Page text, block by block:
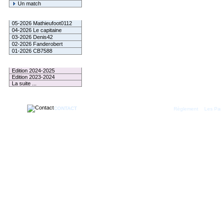
Un match
05-2026 Mathieufoot0112
04-2026 Le capitaine
03-2026 Denis42
02-2026 Fanderobert
01-2026 CB7588
Edition 2024-2025
Edition 2023-2024
La suite ...
CONTACT Règlement Les